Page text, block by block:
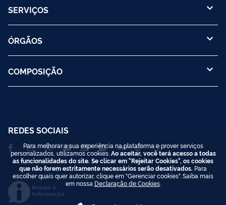
SERVIÇOS
ÓRGÃOS
COMPOSIÇÃO
REDES SOCIAIS
Acesso à
Informação
Para melhorar a sua experiência na plataforma e prover serviços
personalizados, utilizamos cookies. Ao aceitar, você terá acesso a todas
as funcionalidades do site. Se clicar em "Rejeitar Cookies", os cookies
que não forem estritamente necessários serão desativados. Para
escolher quais quer autorizar, clique em "Gerenciar cookies". Saiba mais
em nossa Declaração de Cookies.